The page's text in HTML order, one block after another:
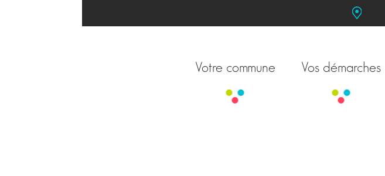
Votre commune Vos démarches